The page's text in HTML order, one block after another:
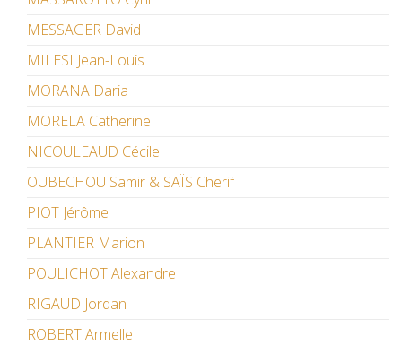
MESSAGER David
MILESI Jean-Louis
MORANA Daria
MORELA Catherine
NICOULEAUD Cécile
OUBECHOU Samir & SAÏS Cherif
PIOT Jérôme
PLANTIER Marion
POULICHOT Alexandre
RIGAUD Jordan
ROBERT Armelle